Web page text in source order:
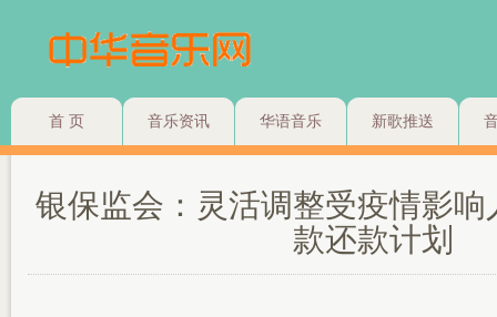
首 页 音乐资讯 华语音乐 新歌推送
银保监会：灵活调整受疫情影
款还款计划